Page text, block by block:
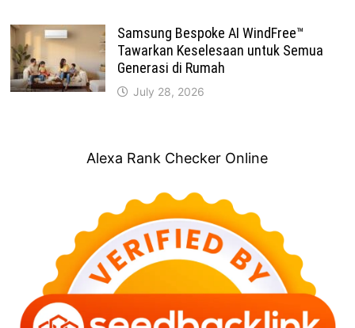
Samsung Bespoke AI WindFree™
Tawarkan Keselesaan untuk Semua
Generasi di Rumah
July 28, 2026
Alexa Rank Checker Online